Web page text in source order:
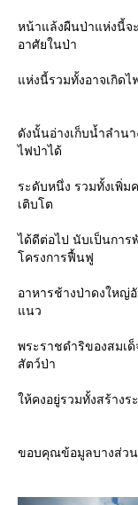
หน้าแล้งผืนป่าแห่งนี้จ
อาศัยในป่า
ห่งนี้รวมทั้งอาจเกิดไ
ดังนั้นอ่างเก็บน้ำลำน
ไฟป่าได้
ระดับหนึ่ง รวมทั้งเพิ่
เติบโต
ได้ดีต่อไป นับเป็นกา
ครงการฟื้นฟู
อาหารช้างป่าดงใหญ่
นว
พระราชดำริของสมเ
สัตว์ป่า
ห้คงอยู่รวมทั้งสร้างร
ขอบคุณข้อมูลบางส่วน